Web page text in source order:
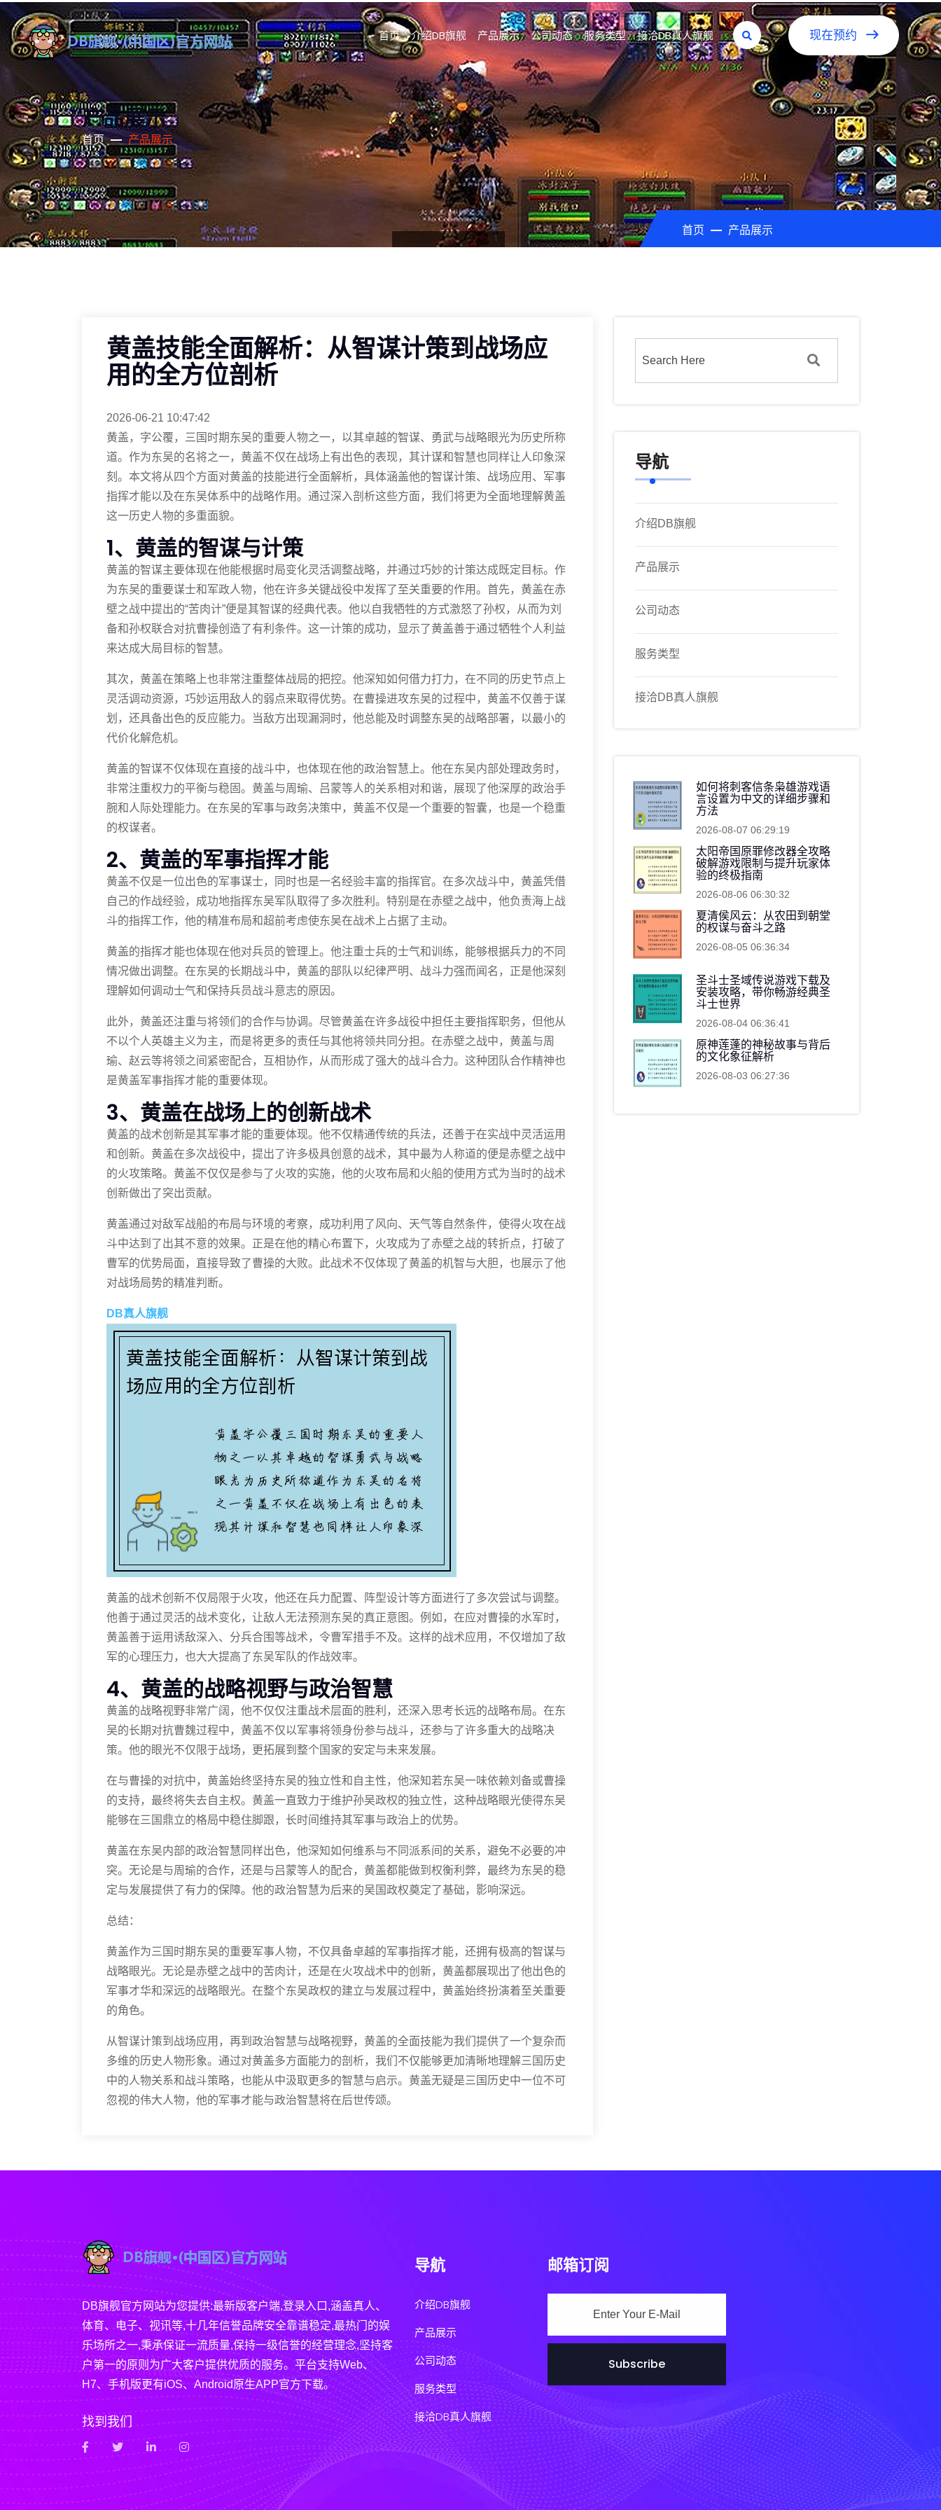
首页 介绍DB旗舰 产品展示 公司动态 服务类型 接洽DB真人旗舰 现在预约
产品展示
首页 产品展示
首页 产品展示
黄盖技能全面解析：从智谋计策到战场应
用的全方位剖析
2026-06-21 10:47:42
黄盖，字公覆，三国时期东吴的重要人物之一，以其卓越的智谋、勇武与战略眼光为历史所称
道。作为东吴的名将之一，黄盖不仅在战场上有出色的表现，其计谋和智慧也同样让人印象深
刻。本文将从四个方面对黄盖的技能进行全面解析，具体涵盖他的智谋计策、战场应用、军事
指挥才能以及在东吴体系中的战略作用。通过深入剖析这些方面，我们将更为全面地理解黄盖
这一历史人物的多重面貌。
1、黄盖的智谋与计策
黄盖的智谋主要体现在他能根据时局变化灵活调整战略，并通过巧妙的计策达成既定目标。作
为东吴的重要谋士和军政人物，他在许多关键战役中发挥了至关重要的作用。首先，黄盖在赤
壁之战中提出的“苦肉计”便是其智谋的经典代表。他以自我牺牲的方式激怒了孙权，从而为刘
备和孙权联合对抗曹操创造了有利条件。这一计策的成功，显示了黄盖善于通过牺牲个人利益
来达成大局目标的智慧。
其次，黄盖在策略上也非常注重整体战局的把控。他深知如何借力打力，在不同的历史节点上
灵活调动资源，巧妙运用敌人的弱点来取得优势。在曹操进攻东吴的过程中，黄盖不仅善于谋
划，还具备出色的反应能力。当敌方出现漏洞时，他总能及时调整东吴的战略部署，以最小的
代价化解危机。
黄盖的智谋不仅体现在直接的战斗中，也体现在他的政治智慧上。他在东吴内部处理政务时，
非常注重权力的平衡与稳固。黄盖与周瑜、吕蒙等人的关系相对和谐，展现了他深厚的政治手
腕和人际处理能力。在东吴的军事与政务决策中，黄盖不仅是一个重要的智囊，也是一个稳重
的权谋者。
2、黄盖的军事指挥才能
黄盖不仅是一位出色的军事谋士，同时也是一名经验丰富的指挥官。在多次战斗中，黄盖凭借
自己的作战经验，成功地指挥东吴军队取得了多次胜利。特别是在赤壁之战中，他负责海上战
斗的指挥工作，他的精准布局和超前考虑使东吴在战术上占据了主动。
黄盖的指挥才能也体现在他对兵员的管理上。他注重士兵的士气和训练，能够根据兵力的不同
情况做出调整。在东吴的长期战斗中，黄盖的部队以纪律严明、战斗力强而闻名，正是他深刻
理解如何调动士气和保持兵员战斗意志的原因。
此外，黄盖还注重与将领们的合作与协调。尽管黄盖在许多战役中担任主要指挥职务，但他从
不以个人英雄主义为主，而是将更多的责任与其他将领共同分担。在赤壁之战中，黄盖与周
瑜、赵云等将领之间紧密配合，互相协作，从而形成了强大的战斗合力。这种团队合作精神也
是黄盖军事指挥才能的重要体现。
3、黄盖在战场上的创新战术
黄盖的战术创新是其军事才能的重要体现。他不仅精通传统的兵法，还善于在实战中灵活运用
和创新。黄盖在多次战役中，提出了许多极具创意的战术，其中最为人称道的便是赤壁之战中
的火攻策略。黄盖不仅仅是参与了火攻的实施，他的火攻布局和火船的使用方式为当时的战术
创新做出了突出贡献。
黄盖通过对敌军战船的布局与环境的考察，成功利用了风向、天气等自然条件，使得火攻在战
斗中达到了出其不意的效果。正是在他的精心布置下，火攻成为了赤壁之战的转折点，打破了
曹军的优势局面，直接导致了曹操的大败。此战术不仅体现了黄盖的机智与大胆，也展示了他
对战场局势的精准判断。
DB真人旗舰
黄盖的战术创新不仅局限于火攻，他还在兵力配置、阵型设计等方面进行了多次尝试与调整。
他善于通过灵活的战术变化，让敌人无法预测东吴的真正意图。例如，在应对曹操的水军时，
黄盖善于运用诱敌深入、分兵合围等战术，令曹军措手不及。这样的战术应用，不仅增加了敌
军的心理压力，也大大提高了东吴军队的作战效率。
4、黄盖的战略视野与政治智慧
黄盖的战略视野非常广阔，他不仅仅注重战术层面的胜利，还深入思考长远的战略布局。在东
吴的长期对抗曹魏过程中，黄盖不仅以军事将领身份参与战斗，还参与了许多重大的战略决
策。他的眼光不仅限于战场，更拓展到整个国家的安定与未来发展。
在与曹操的对抗中，黄盖始终坚持东吴的独立性和自主性，他深知若东吴一味依赖刘备或曹操
的支持，最终将失去自主权。黄盖一直致力于维护孙吴政权的独立性，这种战略眼光使得东吴
能够在三国鼎立的格局中稳住脚跟，长时间维持其军事与政治上的优势。
黄盖在东吴内部的政治智慧同样出色，他深知如何维系与不同派系间的关系，避免不必要的冲
突。无论是与周瑜的合作，还是与吕蒙等人的配合，黄盖都能做到权衡利弊，最终为东吴的稳
定与发展提供了有力的保障。他的政治智慧为后来的吴国政权奠定了基础，影响深远。
总结：
黄盖作为三国时期东吴的重要军事人物，不仅具备卓越的军事指挥才能，还拥有极高的智谋与
战略眼光。无论是赤壁之战中的苦肉计，还是在火攻战术中的创新，黄盖都展现出了他出色的
军事才华和深远的战略眼光。在整个东吴政权的建立与发展过程中，黄盖始终扮演着至关重要
的角色。
从智谋计策到战场应用，再到政治智慧与战略视野，黄盖的全面技能为我们提供了一个复杂而
多维的历史人物形象。通过对黄盖多方面能力的剖析，我们不仅能够更加清晰地理解三国历史
中的人物关系和战斗策略，也能从中汲取更多的智慧与启示。黄盖无疑是三国历史中一位不可
忽视的伟大人物，他的军事才能与政治智慧将在后世传颂。
导航
介绍DB旗舰
产品展示
公司动态
服务类型
接洽DB真人旗舰
如何将刺客信条枭雄游戏语
言设置为中文的详细步骤和
方法
2026-08-07 06:29:19
太阳帝国原罪修改器全攻略
破解游戏限制与提升玩家体
验的终极指南
2026-08-06 06:30:32
夏清侯风云：从农田到朝堂
的权谋与奋斗之路
2026-08-05 06:36:34
圣斗士圣域传说游戏下载及
安装攻略，带你畅游经典圣
斗士世界
2026-08-04 06:36:41
原神莲蓬的神秘故事与背后
的文化象征解析
2026-08-03 06:27:36
DB旗舰官方网站为您提供:最新版客户端,登录入口,涵盖真人、
体育、电子、视讯等,十几年信誉品牌安全靠谱稳定,最热门的娱
乐场所之一,秉承保证一流质量,保持一级信誉的经营理念,坚持客
户第一的原则为广大客户提供优质的服务。平台支持Web、
H7、手机版更有iOS、Android原生APP官方下载。
找到我们
导航
介绍DB旗舰
产品展示
公司动态
服务类型
接洽DB真人旗舰
邮箱订阅
Subscribe